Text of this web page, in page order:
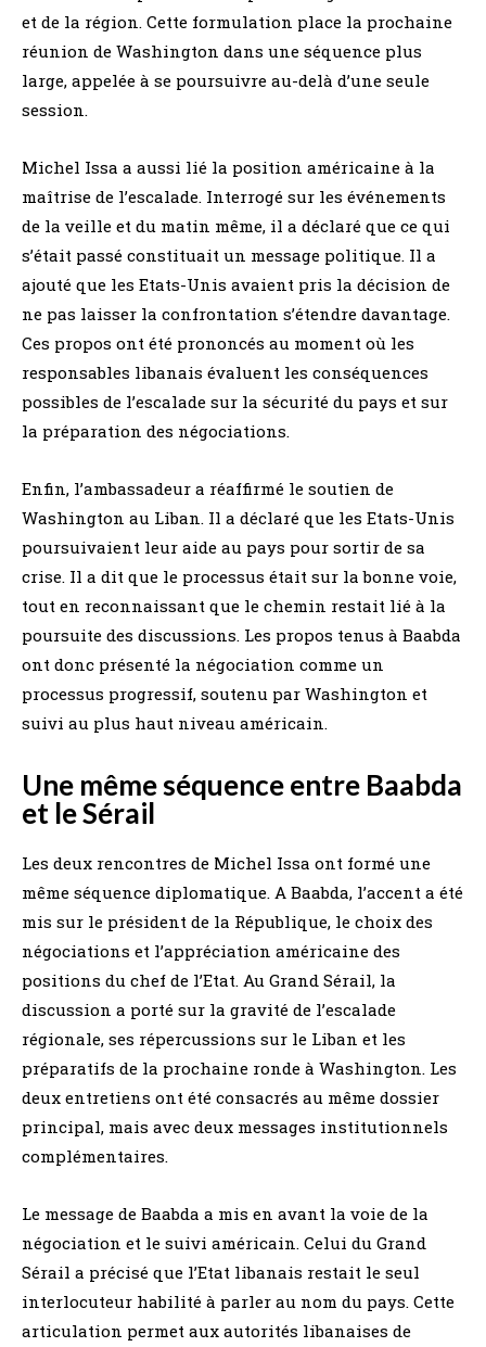
et de la région. Cette formulation place la prochaine
réunion de Washington dans une séquence plus
large, appelée à se poursuivre au-delà d’une seule
session.
Michel Issa a aussi lié la position américaine à la
maîtrise de l’escalade. Interrogé sur les événements
de la veille et du matin même, il a déclaré que ce qui
s’était passé constituait un message politique. Il a
ajouté que les Etats-Unis avaient pris la décision de
ne pas laisser la confrontation s’étendre davantage.
Ces propos ont été prononcés au moment où les
responsables libanais évaluent les conséquences
possibles de l’escalade sur la sécurité du pays et sur
la préparation des négociations.
Enfin, l’ambassadeur a réaffirmé le soutien de
Washington au Liban. Il a déclaré que les Etats-Unis
poursuivaient leur aide au pays pour sortir de sa
crise. Il a dit que le processus était sur la bonne voie,
tout en reconnaissant que le chemin restait lié à la
poursuite des discussions. Les propos tenus à Baabda
ont donc présenté la négociation comme un
processus progressif, soutenu par Washington et
suivi au plus haut niveau américain.
Une même séquence entre Baabda
et le Sérail
Les deux rencontres de Michel Issa ont formé une
même séquence diplomatique. A Baabda, l’accent a été
mis sur le président de la République, le choix des
négociations et l’appréciation américaine des
positions du chef de l’Etat. Au Grand Sérail, la
discussion a porté sur la gravité de l’escalade
régionale, ses répercussions sur le Liban et les
préparatifs de la prochaine ronde à Washington. Les
deux entretiens ont été consacrés au même dossier
principal, mais avec deux messages institutionnels
complémentaires.
Le message de Baabda a mis en avant la voie de la
négociation et le suivi américain. Celui du Grand
Sérail a précisé que l’Etat libanais restait le seul
interlocuteur habilité à parler au nom du pays. Cette
articulation permet aux autorités libanaises de